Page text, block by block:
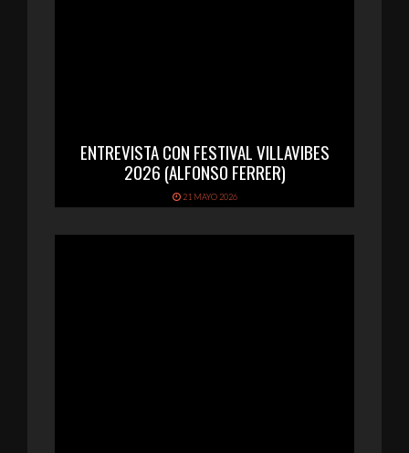
ENTREVISTA CON FESTIVAL VILLAVIBES
2026 (ALFONSO FERRER)
21 MAYO 2026